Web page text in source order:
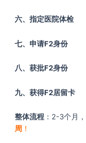
六、指定医院体检
七、申请F2身份
八、获批F2身份
九、获得F2居留卡
整体流程 ：2-3个月
周 ！